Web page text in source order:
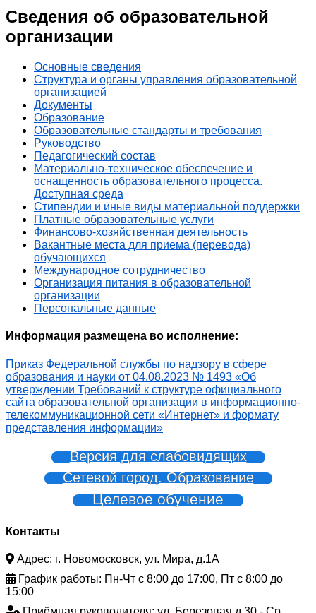
Сведения об образовательной
организации
Основные сведения
Структура и органы управления образовательной
организацией
Документы
Образование
Образовательные стандарты и требования
Руководство
Педагогический состав
Материально-техническое обеспечение и
оснащенность образовательного процесса.
Доступная среда
Стипендии и иные виды материальной поддержки
Платные образовательные услуги
Финансово-хозяйственная деятельность
Вакантные места для приема (перевода)
обучающихся
Международное сотрудничество
Организация питания в образовательной
организации
Персональные данные
Информация размещена во исполнение:
Приказ Федеральной службы по надзору в сфере
образования и науки от 04.08.2023 № 1493 «Об
утверждении Требований к структуре официального
сайта образовательной организации в информационно-
телекоммуникационной сети «Интернет» и формату
представления информации»
Версия для слабовидящих
Сетевой город. Образование
Целевое обучение
Контакты
Адрес: г. Новомосковск, ул. Мира, д.1А
График работы: Пн-Чт с 8:00 до 17:00, Пт с 8:00 до
15:00